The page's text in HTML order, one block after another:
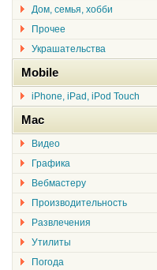
Дом, семья, хобби
Прочее
Украшательства
Mobile
iPhone, iPad, iPod Touch
Mac
Видео
Графика
Вебмастеру
Производительность
Развлечения
Утилиты
Погода